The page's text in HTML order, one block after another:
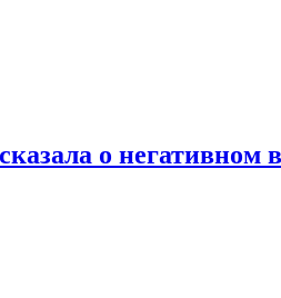
о негативном